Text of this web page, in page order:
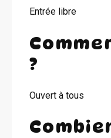
Entrée libre
?
Ouvert à tous